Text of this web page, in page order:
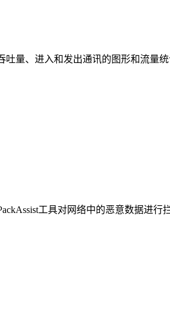
、进入和发出通讯的图形和流量
工具对网络中的恶意数据进行